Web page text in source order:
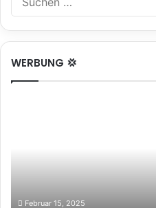
WERBUNG 💢
auf Februar 15, 2025